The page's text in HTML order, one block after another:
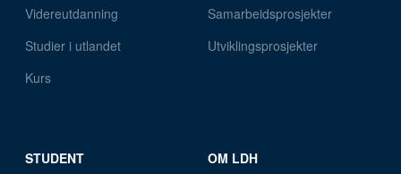
Videreutdanning
Studier i utlandet
Kurs
Samarbeidsprosjekter
Utviklingsprosjekter
STUDENT OM LDH